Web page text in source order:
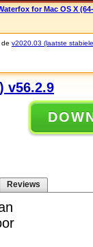
for Mac OS X
v2020.03 (laatste
v56.2.9
Reviews